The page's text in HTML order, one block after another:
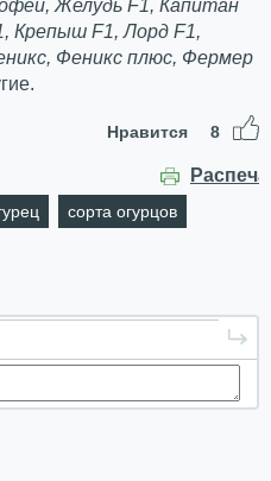
Желудь F1, Капитан
Крепыш F1, Лорд F1,
Феникс плюс, Фермер
Нравится 8
сорта огурцов